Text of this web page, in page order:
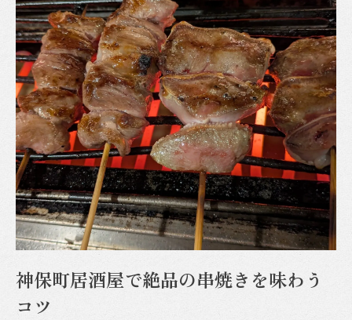
神田神保町で味わう豚レバーの至福
豚レバー串焼きの魅力を神田神保町で発見
神保町で楽しむ豚レバー串焼きの奥深さ
串焼きの専門店で味わう魅力
神田神保町で体験する豚レバーの旨味
豚レバー串焼きと神保町のグルメ散策
神保町で見つける串焼きの新しい楽しみ方
豚レバー串焼きの美味しさに舌鼓
神保町で味わう豚レバー串焼きの美味しさ
豚レバー串焼きの究極の味わい方
神保町の串焼き巡りで見つける絶品
神保町居酒屋で絶品の串焼きを味わう
コツ